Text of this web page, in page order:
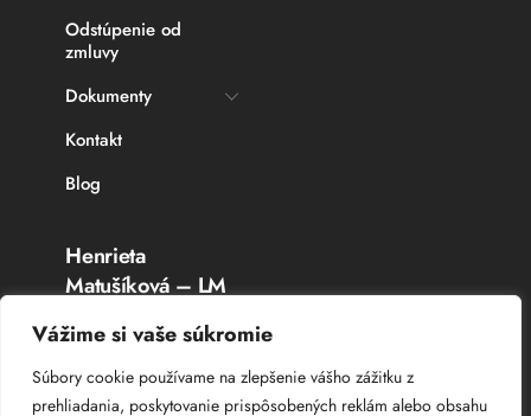
Vážime si vaše súkromie
Súbory cookie používame na zlepšenie vášho zážitku z
prehliadania, poskytovanie prispôsobených reklám alebo obsahu
Odstúpenie od
zmluvy
Dokumenty
Kontakt
Blog
Henrieta
Matušíková – LM
Rybárske potreby
Topoľčany
IČO: 336 764 53